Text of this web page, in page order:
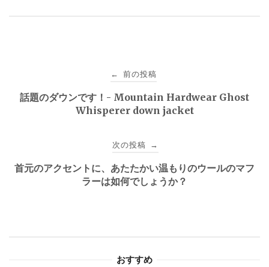
稿
ゲ
← 前の投稿
話題のダウンです！- Mountain Hardwear Ghost
Whisperer down jacket
次の投稿 →
首元のアクセントに、あたたかい温もりのウールのマフ
ラーは如何でしょうか？
おすすめ